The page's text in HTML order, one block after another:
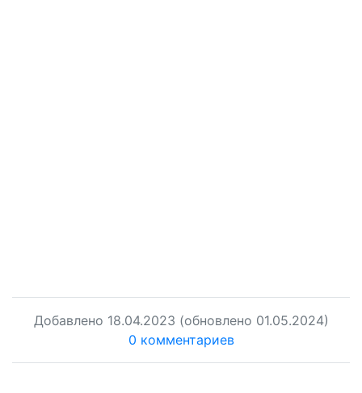
Добавлено 18.04.2023 (обновлено 01.05.2024)
0 комментариев